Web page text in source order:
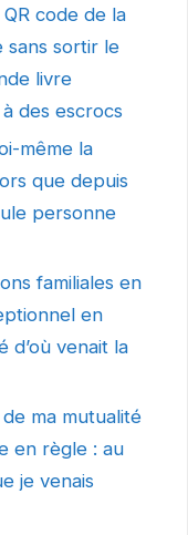
code de la
sans sortir le
livre
des escrocs
même la
que depuis
personne
familiales en
en
d’où venait la
ma mutualité
en règle : au
je venais